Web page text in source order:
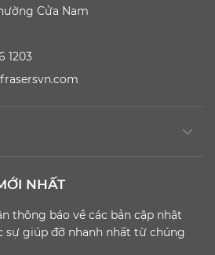
Cửa Nam
1203
NHẤT
thông báo về các bản cập nhật
sự giúp đỡ nhanh nhất từ chúng